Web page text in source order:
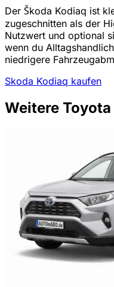
Der Škoda Kodiaq ist
zugeschnitten als der
Nutzwert und optional
wenn du
niedrigere
Skoda Kodiaq kaufen
Weitere